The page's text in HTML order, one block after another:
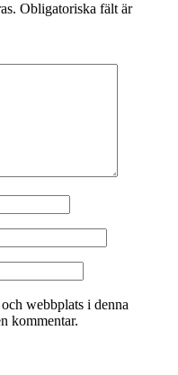
Obligatoriska fält är
webbplats i denna
kommentar.